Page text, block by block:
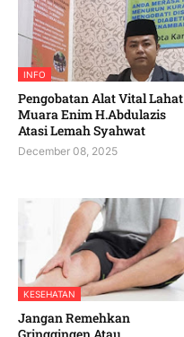
INFO
Pengobatan Alat Vital Lahat
Muara Enim H.Abdulazis
Atasi Lemah Syahwat
December 08, 2025
KESEHATAN
Jangan Remehkan